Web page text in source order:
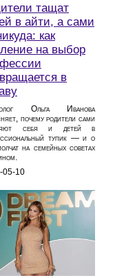
тащат
в айти, а сами
как
на выбор
в
Ольга Иванова
почему родители сами
себя и детей в
тупик — и о
на семейных советах
05-10